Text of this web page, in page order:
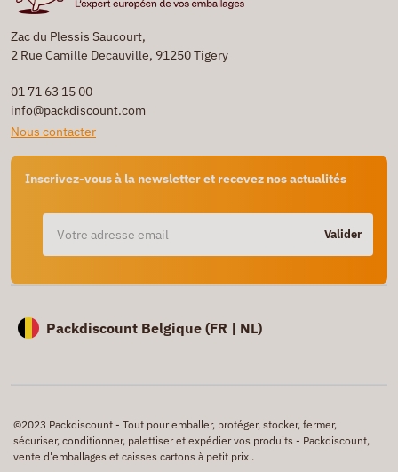
Zac du Plessis Saucourt,
2 Rue Camille Decauville, 91250 Tigery
01 71 63 15 00
info@packdiscount.com
Nous contacter
Inscrivez-vous à la newsletter et recevez nos actualités
Valider
Packdiscount Belgique (FR | NL)
©2023 Packdiscount - Tout pour emballer, protéger, stocker, fermer,
sécuriser, conditionner, palettiser et expédier vos produits - Packdiscount,
vente d'emballages et caisses cartons à petit prix .